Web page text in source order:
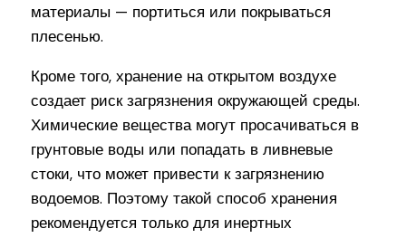
материалы — портиться или покрываться
плесенью.
Кроме того, хранение на открытом воздухе
создает риск загрязнения окружающей среды.
Химические вещества могут просачиваться в
грунтовые воды или попадать в ливневые
стоки, что может привести к загрязнению
водоемов. Поэтому такой способ хранения
рекомендуется только для инертных